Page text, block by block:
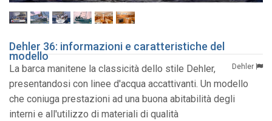
Dehler 36: informazioni e caratteristiche del
modello
Dehler
La barca manitene la classicità dello stile Dehler,
presentandosi con linee d'acqua accattivanti. Un modello
che coniuga prestazioni ad una buona abitabilità degli
interni e all'utilizzo di materiali di qualità